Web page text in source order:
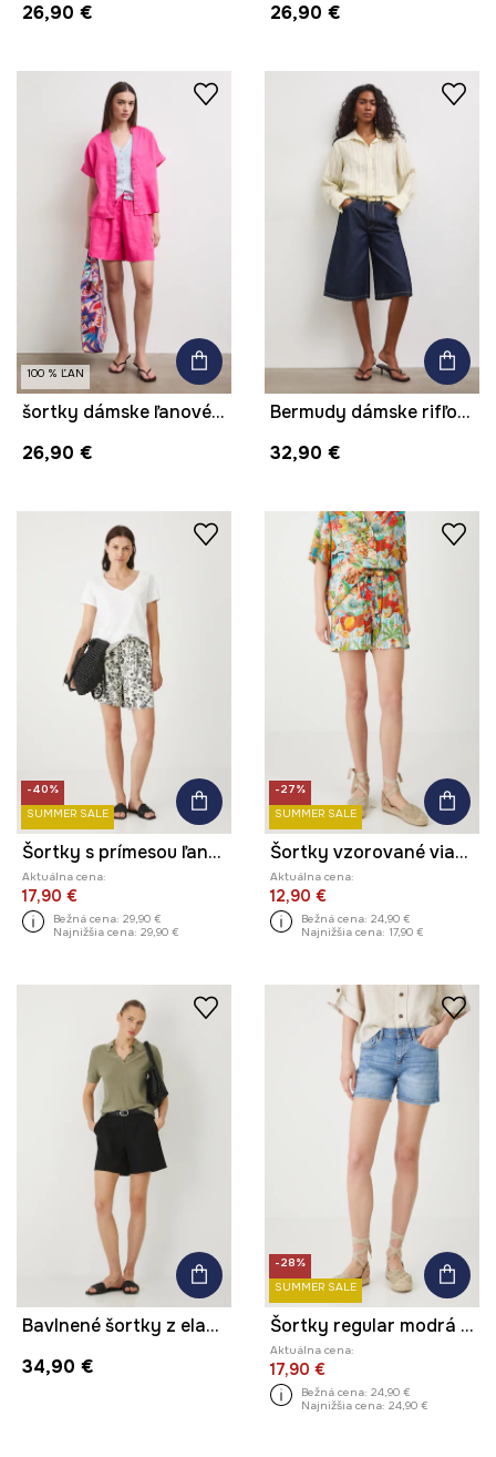
26,90 €
26,90 €
100 % ĽAN
šortky dámske ľanové regular waist hladké
26,90 €
Bermudy dámske rifľové
32,90 €
-40%
SUMMER SALE
Šortky s prímesou ľanu vzorované béžová farba
Aktuálna cena:
17,90 €
Bežná cena: 29,90 €
Najnižšia cena: 29,90 €
-27%
SUMMER SALE
Šortky vzorované viac farieb
Aktuálna cena:
12,90 €
Bežná cena: 24,90 €
Najnižšia cena: 17,90 €
Bavlnené šortky z elastánu s opaskom čierna farba
34,90 €
-28%
SUMMER SALE
Šortky regular modrá farba
Aktuálna cena:
17,90 €
Bežná cena: 24,90 €
Najnižšia cena: 24,90 €